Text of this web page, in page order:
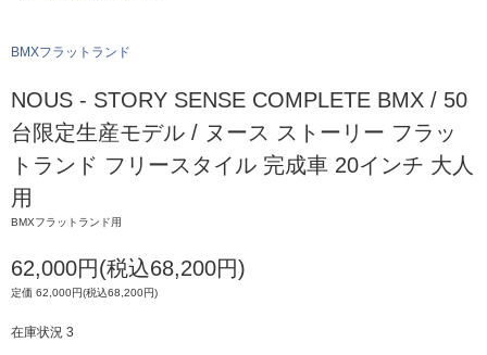
BMXフラットランド
NOUS - STORY SENSE COMPLETE BMX / 50
台限定生産モデル / ヌース ストーリー フラッ
トランド フリースタイル 完成車 20インチ 大人
用
BMXフラットランド用
62,000円(税込68,200円)
定価 62,000円(税込68,200円)
在庫状況 3